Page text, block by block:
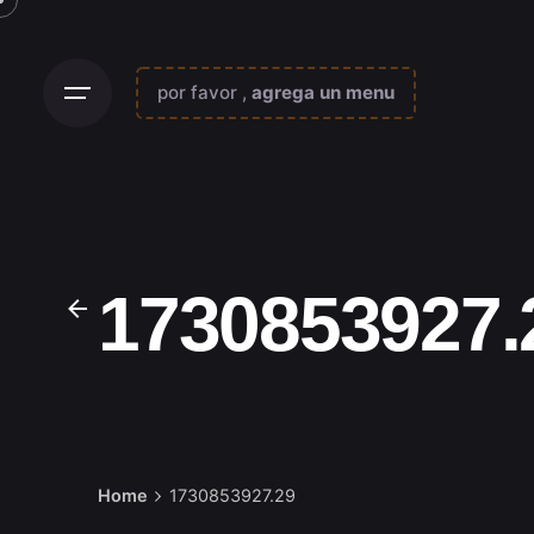
Skip
por favor ,agrega un menu
Home 1730853927.29